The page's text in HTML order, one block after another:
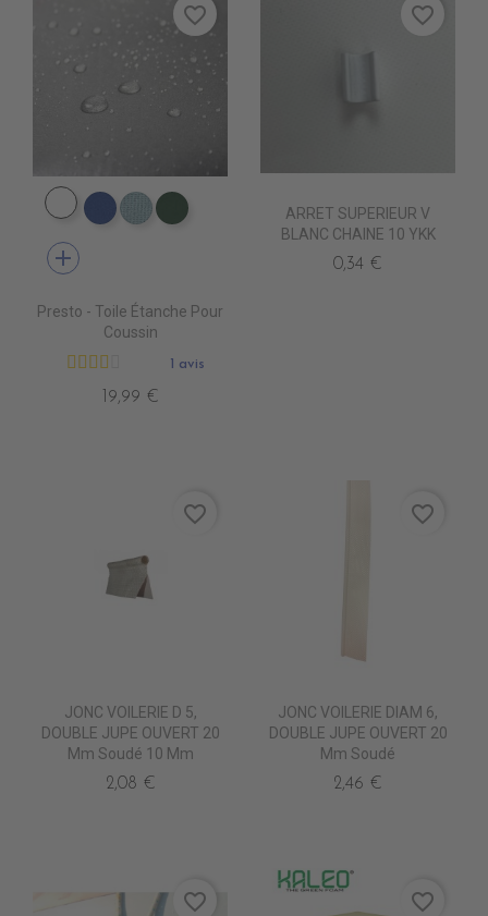
DW0001 NAVY
DW0005 ROYAL
DW0009 BORDEAUX
DW0002 FORET
add
Presto - Toile Étanche Pour
Coussin
1 avis
19,99 €
favorite_border
ARRET SUPERIEUR V
BLANC CHAINE 10 YKK
0,34 €
favorite_border
JONC VOILERIE D 5,
DOUBLE JUPE OUVERT 20
Mm Soudé 10 Mm
2,08 €
favorite_border
JONC VOILERIE DIAM 6,
DOUBLE JUPE OUVERT 20
Mm Soudé
2,46 €
favorite_border
favorite_border favorite_border